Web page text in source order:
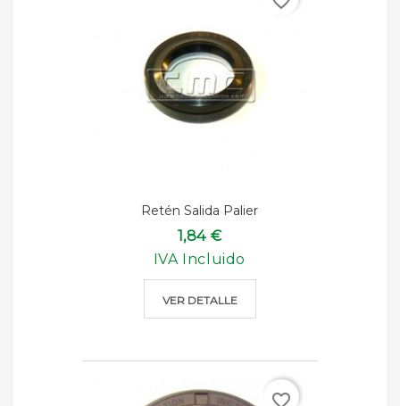
Retén Salida Palier
1,84 €
IVA Incluido
VER DETALLE
favorite_border